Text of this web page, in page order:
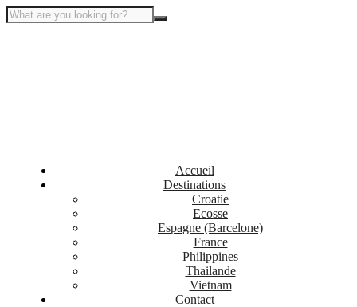
Accueil
Destinations
Croatie
Ecosse
Espagne (Barcelone)
France
Philippines
Thailande
Vietnam
Contact